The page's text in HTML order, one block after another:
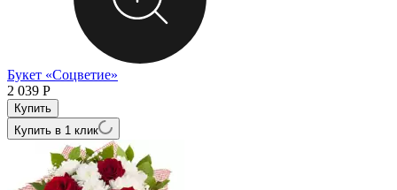
Букет «Соцветие»
2 039 Р
Купить в 1 клик